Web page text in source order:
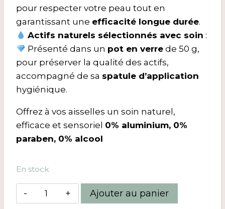
pour respecter votre peau tout en
garantissant une efficacité longue durée.
Actifs naturels sélectionnés avec soin :
Présenté dans un pot en verre de 50 g,
pour préserver la qualité des actifs,
accompagné de sa spatule d’application
hygiénique.
Offrez à vos aisselles un soin naturel,
efficace et sensoriel 0% aluminium, 0%
paraben, 0% alcool
En stock
quantité
de
Ajouter au panier